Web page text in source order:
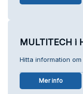
MULTITECH i
Hitta information om
Mer info